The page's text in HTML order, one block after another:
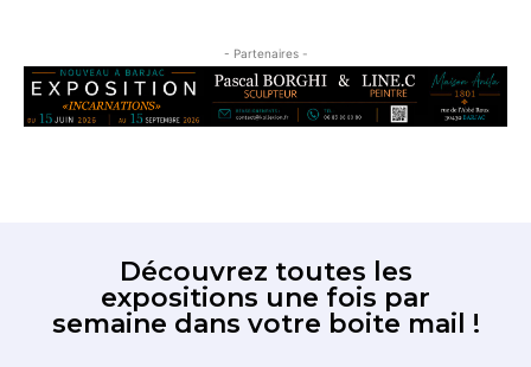
- Partenaires -
Découvrez toutes les
expositions une fois par
semaine dans votre boite mail !